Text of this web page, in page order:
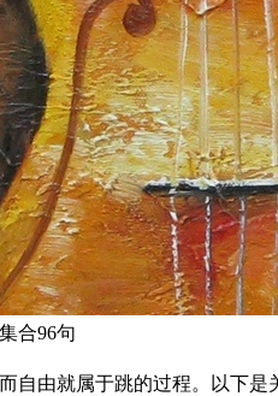
合96句
自由就属于跳的过程。以下是